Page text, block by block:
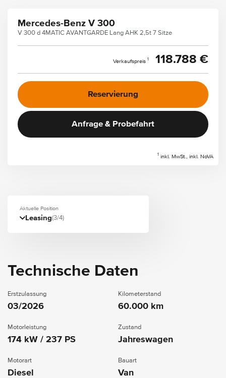
Mercedes-Benz V 300
V 300 d 4MATIC AVANTGARDE Lang AHK 2,5t 7 Sitze
Verkaufspreis 1 118.788 €
Reservierung
Anfrage & Probefahrt
1 inkl. MwSt., inkl. NoVA
Aktuelle Position
Leasing(3/4)
Technische Daten
Erstzulassung
03/2026
Kilometerstand
60.000 km
Motorleistung
174 kW / 237 PS
Zustand
Jahreswagen
Motorart
Diesel
Bauart
Van